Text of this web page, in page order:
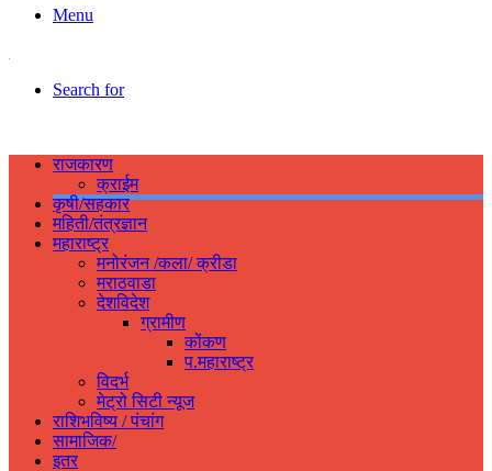
Menu
Search for
राजकारण
क्राईम
कृषी/सहकार
महिती/तंत्रज्ञान
महाराष्ट्र
मनोरंजन /कला/ क्रीडा
मराठवाडा
देशविदेश
ग्रामीण
कोंकण
प.महाराष्ट्र
विदर्भ
मेट्रो सिटी न्यूज
राशिभविष्य / पंचांग
सामाजिक/
इतर